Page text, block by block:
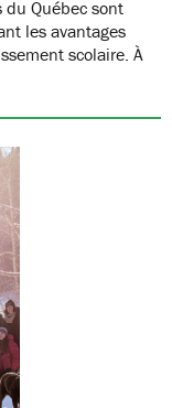
du Québec sont
les avantages
scolaire. À